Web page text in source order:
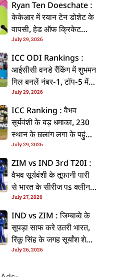
Ryan Ten Doeschate :
केकेआर में रयान टेन डोशेट के
वापसी, हेड ऑफ क्रिकेट
स्ट्रेटजी के जिम्मेदारी संभरिहें
July 29, 2026
ICC ODI Rankings :
आईसीसी वनडे रैंकिंग में शुभमन
गिल बनलें नंबर-1, टॉप-5 में
भारत के तीन बल्लेबाज
July 29, 2026
ICC Ranking : वैभव
सूर्यवंशी के बड़ धमाका, 230
स्थान के छलांग लगा के पहुंचलें
48वां नंबर पs
July 29, 2026
ZIM vs IND 3rd T20I :
वैभव सूर्यवंशी के तूफानी पारी
से भारत के सीरीज पs क्लीन
स्वीप, जिम्बाब्वे 35 रन से
हारल
July 27, 2026
IND vs ZIM : जिम्बाब्वे के
सूपड़ा साफ करे उतरी भारत,
रिंकू सिंह के जगह सूर्यांश शेडगे
के मिल सकेला मवका
July 26, 2026